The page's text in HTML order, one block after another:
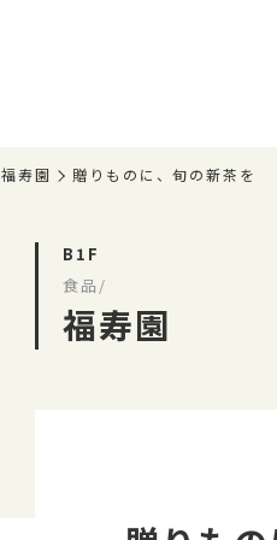
福寿園 贈りものに、旬の新茶を
B1F
食品/
福寿園